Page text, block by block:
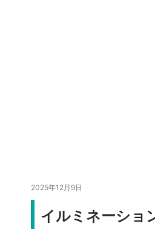
2025年12月9日
イルミネーショ